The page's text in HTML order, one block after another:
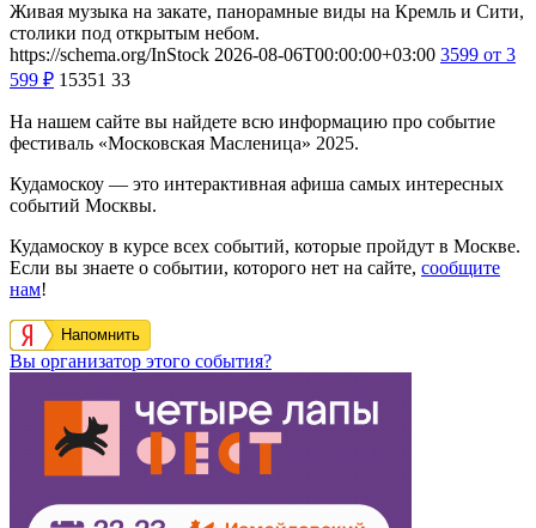
Живая музыка на закате, панорамные виды на Кремль и Сити,
столики под открытым небом.
https://schema.org/InStock 2026-08-06T00:00:00+03:00 3599 от 3
599 ₽ 15351 33
На нашем сайте вы найдете всю информацию про событие
фестиваль «Московская Масленица» 2025.
Кудамоскоу — это интерактивная афиша самых интересных
событий Москвы.
Кудамоскоу в курсе всех событий, которые пройдут в Москве.
Если вы знаете о событии, которого нет на сайте, сообщите
нам!
Напомнить
Вы организатор этого события?